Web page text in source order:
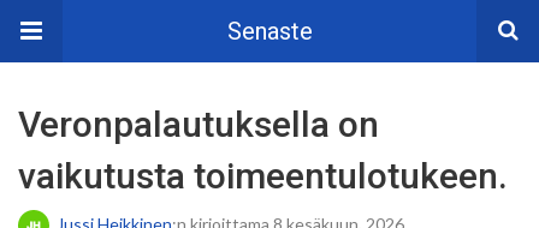
Senaste
Veronpalautuksella on
vaikutusta toimeentulotukeen.
Jussi Heikkinen:n kirjoittama 8 kesäkuun, 2026